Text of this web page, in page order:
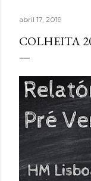
abril 17, 2019
COLHEITA